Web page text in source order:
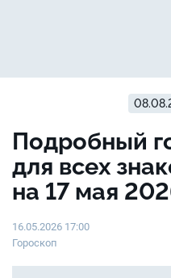
Подробный
для всех
на 17 мая
16.05.2026 17:00
Гороскоп